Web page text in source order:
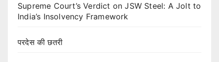
Supreme Court’s Verdict on JSW Steel: A Jolt to
India’s Insolvency Framework
परदेस की छतरी